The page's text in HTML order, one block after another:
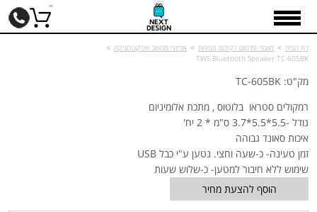
דף הבית > מוצרי פרסום לקידום מכירות > אביזרי מחשב ואלקטרוניקה >
TWS Bluetooth Speaker TC-605BK
מק"ט: TC-605BK
רמקולים סטראו בלוטוס , מתכת אלומיניום
גודל -5.5*5.5*3.7 ס"מ * 2 יח'
איכות סאונד גבוהה
זמן טעינה- כ-שעה וחצי. נטען ע"י כבל USB
שימוש ללא חיבור למטען- כ-שלוש שעות
הוסף להצעת מחיר